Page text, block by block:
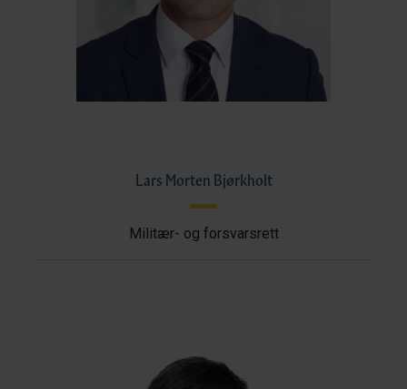
Lars Morten Bjørkholt
Militær- og forsvarsrett